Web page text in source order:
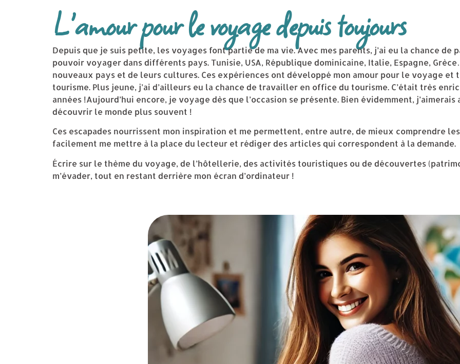
L'amour pour le voyage depuis toujours
Depuis que je suis petite, les voyages font partie de ma vie. Avec mes parents, j’ai eu la chance
pouvoir voyager dans différents pays. Tunisie, USA, République dominicaine, Italie, Espagne,
nouveaux pays et de leurs cultures. Ces expériences ont développé mon amour pour le voyage et
tourisme. Plus jeune, j’ai d’ailleurs eu la chance de travailler en office du tourisme. C’était très
années !Aujourd’hui encore, je voyage dès que l’occasion se présente. Bien évidemment,
découvrir le monde plus souvent !
Ces escapades nourrissent mon inspiration et me permettent, entre autre, de mieux comprendre
facilement me mettre à la place du lecteur et rédiger des articles qui correspondent à la demande.
Écrire sur le thème du voyage, de l’hôtellerie, des activités touristiques ou de découvertes
m’évader, tout en restant derrière mon écran d’ordinateur !